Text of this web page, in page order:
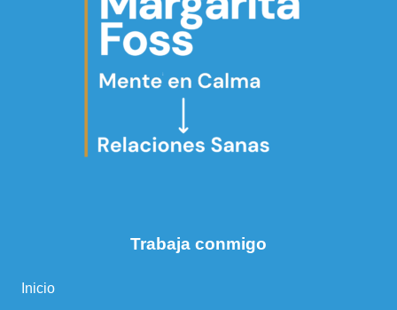
Trabaja conmigo
Inicio